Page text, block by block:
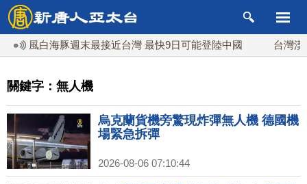
白海豚週末最接近台灣 最快9日可能登陸中國 台灣漢光首
關鍵字：無人機
烏克蘭貨機旁驚現炸彈無人機 德國機
場緊急拆彈
2026-08-06 07:10:44